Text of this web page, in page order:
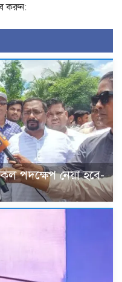
করুন:
পদক্ষেপ নেয়া হবে-